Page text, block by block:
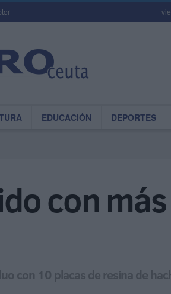
EDUCACIÓN DEPORTES
con
con 10 placas de resina de